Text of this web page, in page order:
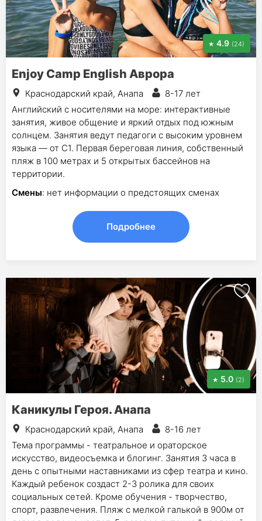
4.9 (24)
Enjoy Camp English Аврора
Краснодарский край, Анапа
8-17 лет
Английский с носителями на море: интерактивные
занятия, живое общение и яркий отдых под южным
солнцем. Занятия ведут педагоги с высоким уровнем
языка — от С1. Первая береговая линия, собственный
пляж в 100 метрах и 5 открытых бассейнов на
территории.
Смены: нет информации о предстоящих сменах
Подробнее
5.0 (2)
Каникулы Героя. Анапа
Краснодарский край, Анапа
8-16 лет
Тема программы - театральное и ораторское
искусство, видеосъемка и блогинг. Занятия 3 часа в
день с опытными наставниками из сфер театра и кино.
Каждый ребенок создаст 2-3 ролика для своих
социальных сетей. Кроме обучения - творчество,
спорт, развлечения. Пляж с мелкой галькой в 900м от